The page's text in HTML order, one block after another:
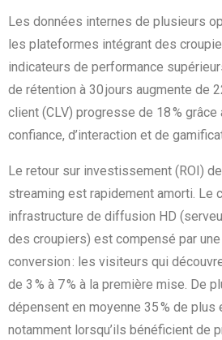
Les données internes de plusieurs
les plateformes intégrant des
indicateurs de performance
de rétention à 30 jours augmente de
client (CLV) progresse de 18 %
confiance, d’interaction et de
Le retour sur investissement (ROI)
streaming est rapidement amorti. Le
infrastructure de diffusion HD
des croupiers) est compensé par
conversion : les visiteurs qui
de 3 % à 7 % à la première mise. De
dépensent en moyenne 35 % de plus
notamment lorsqu’ils bénéficient de